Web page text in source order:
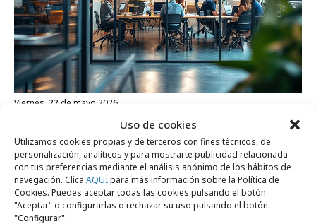
Uso de cookies
Utilizamos cookies propias y de terceros con fines técnicos, de
personalización, analíticos y para mostrarte publicidad relacionada
con tus preferencias mediante el análisis anónimo de los hábitos de
navegación. Clica AQUÍpara más información sobre la Política de
Cookies. Puedes aceptar todas las cookies pulsando el botón
"Aceptar" o configurarlas o rechazar su uso pulsando el botón
"Configurar".
viernes, 22 de mayo 2026
Agencias creativas: suben salarios y
mejora la satisfacción de empleados
Campañas